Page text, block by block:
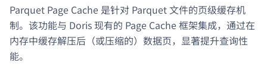
Parquet Page Cache 是针对 Parquet 文件的页级缓存机
制。该功能与 Doris 现有的 Page Cache 框架集成，通过在
内存中缓存解压后（或压缩的）数据页，显著提升查询性
能。